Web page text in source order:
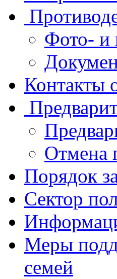
Фото- и
Отмена
Порядок
Сектор
Меры
семей